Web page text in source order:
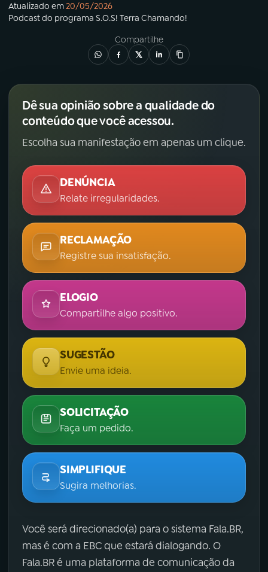
Atualizado em20/05/2026
Podcastdo programa S.O.S! Terra Chamando!
Compartilhe
Dê sua opinião sobre a qualidade do
conteúdo que você acessou.
Escolha sua manifestação em apenas um clique.
DENÚNCIA
Relate irregularidades.
RECLAMAÇÃO
Registre sua insatisfação.
ELOGIO
Compartilhe algo positivo.
SUGESTÃO
Envie uma ideia.
SOLICITAÇÃO
Faça um pedido.
SIMPLIFIQUE
Sugira melhorias.
Você será direcionado(a) para o sistema Fala.BR,
mas é com a EBC que estará dialogando. O
Fala.BR é uma plataforma de comunicação da